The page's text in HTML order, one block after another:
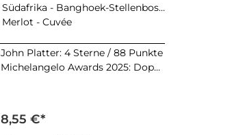
Südafrika - Banghoek-Stellenbosch
Merlot - Cuvée
John Platter: 4 Sterne / 88 Punkte
Michelangelo Awards 2025: Doppel-Gold
8,55 €*